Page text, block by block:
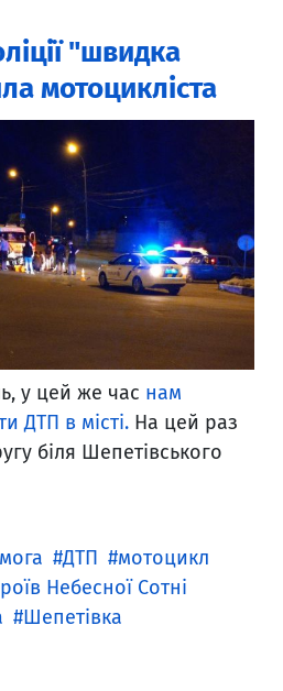
"швидка
мотоцикліста
у цей же час нам
ДТП в місті. На цей раз
біля Шепетівського
ДТП
мотоцикл
Небесної Сотні
Шепетівка